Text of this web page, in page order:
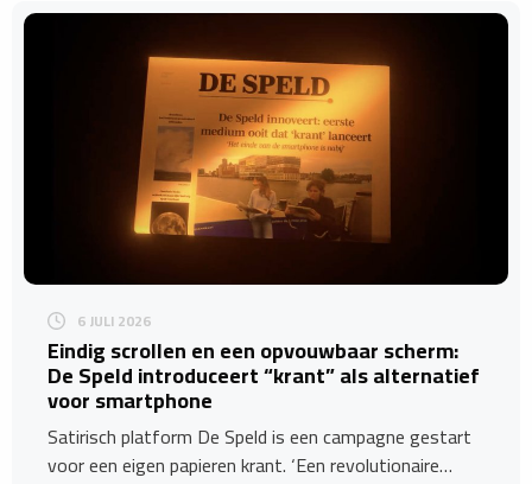
6 JULI 2026
Eindig scrollen en een opvouwbaar scherm:
De Speld introduceert “krant” als alternatief
voor smartphone
Satirisch platform De Speld is een campagne gestart
voor een eigen papieren krant. ‘Een revolutionaire…